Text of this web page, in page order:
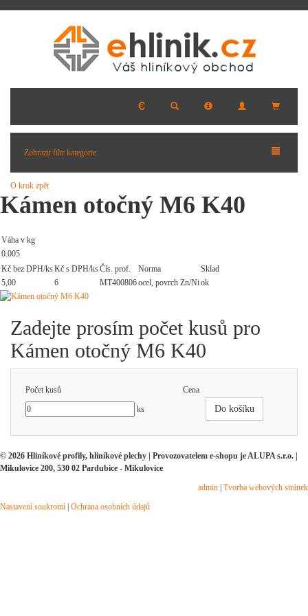
Zobrazit filtr kategorie
O krok zpět
Kámen otočný M6 K40
Váha v kg
0.005
Kč bez DPH/ksKč s DPH/ksČís. prof. Norma
Sklad
5,00
6 MT400806ocel, povrch Zn/Niok
Zadejte prosím počet kusů pro
Kámen otočný M6 K40
Počet kusů
Cena
ks
Do košíku
© 2026 Hliníkové profily, hliníkové plechy | Provozovatelem e-shopu je ALUPA s.r.o. |
Mikulovice 200, 530 02 Pardubice - Mikulovice
admin Tvorba webových stránek
Nastavení soukromí Ochrana osobních údajů